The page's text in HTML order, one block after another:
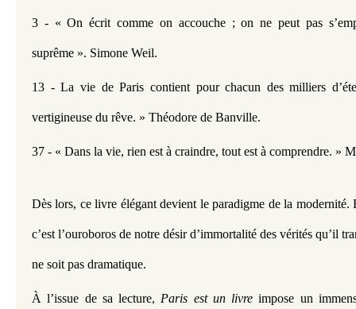
3 - « On écrit comme on accouche ; on ne peut pas
suprême ». Simone Weil.
13 - La vie de Paris contient pour chacun des milliers
vertigineuse du rêve. » Théodore de Banville.
37 - « Dans la vie, rien est à craindre, tout est à comprendre. »
Dès lors, ce livre élégant devient le paradigme de la modernité.
c’est l’ouroboros de notre désir d’immortalité des vérités qu’il
ne soit pas dramatique.
À l’issue de sa lecture, Paris est un livre impose un